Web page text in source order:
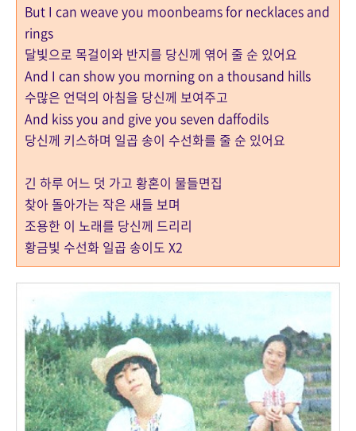
But I can weave you moonbeams for necklaces and
rings
달빛으로 목걸이와 반지를 당신께 엮어 줄 순 있어요
And I can show you morning on a thousand hills
수많은 언덕의 아침을 당신께 보여주고
And kiss you and give you seven daffodils
당신께 키스하며 일곱 송이 수선화를 줄 순 있어요
긴 하루 어느 덧 가고 황혼이 물들면집
찾아 돌아가는 작은 새들 보며
조용한 이 노래를 당신께 드리리
황금빛 수선화 일곱 송이도 X2